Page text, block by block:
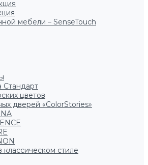
мебели – SenseTouch
Стандарт
цветов
дверей «ColorStories»
стиле